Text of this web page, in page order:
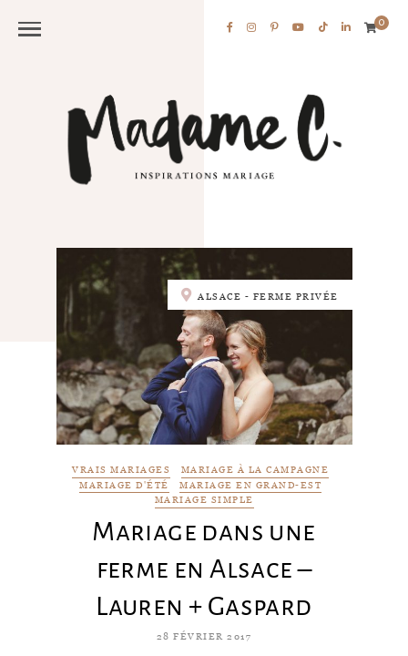
0
ALSACE - FERME PRIVÉE
VRAIS MARIAGES
MARIAGE À LA CAMPAGNE
MARIAGE D'ÉTÉ
MARIAGE EN GRAND-EST
MARIAGE SIMPLE
Mariage dans une
ferme en Alsace –
Lauren + Gaspard
28 FÉVRIER 2017